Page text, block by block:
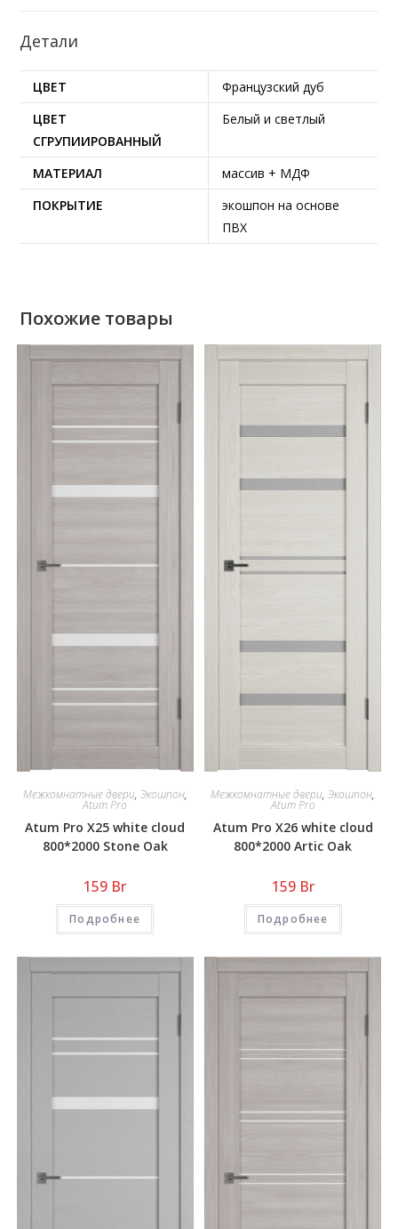
Детали
ЦВЕТ
Французский дуб
ЦВЕТ
СГРУПИИРОВАННЫЙ
Белый и светлый
МАТЕРИАЛ
массив + МДФ
ПОКРЫТИЕ
экошпон на основе
ПВХ
Похожие товары
Межкомнатные двери, Экошпон,
Atum Pro
Atum Pro Х25 white cloud
800*2000 Stone Oak
159 Br
Подробнее
Межкомнатные двери,Экошпон,
Atum Pro
Atum Pro Х26 white cloud
800*2000 Artic Oak
159 Br
Подробнее